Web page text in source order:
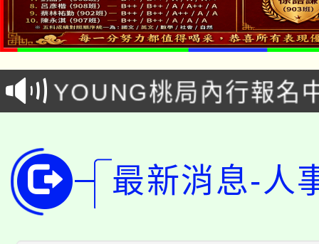
「本色祭」8/29、30在
場熱烈登場!
8/21下午1時於龍潭區
徵才活動。
YOUNG桃局內行報名
局官網。
8月14至27日，桃園電
開!
115年桃園市運動會8/
田徑場及游泳池舉行。
桃園市低收入戶享有免
最新消息-人